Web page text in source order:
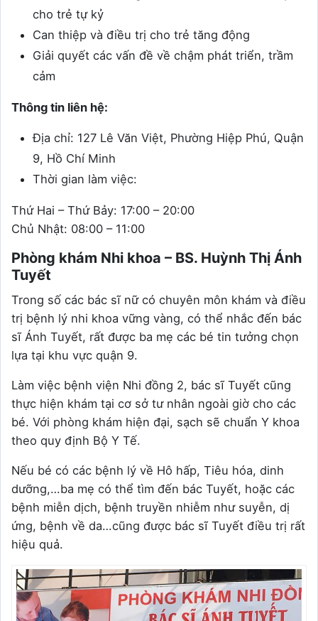
cho trẻ tự kỷ
Can thiệp và điều trị cho trẻ tăng động
Giải quyết các vấn đề về chậm phát triển, trầm
cảm
Thông tin liên hệ:
Địa chỉ: 127 Lê Văn Việt, Phường Hiệp Phú, Quận
9, Hồ Chí Minh
Thời gian làm việc:
Thứ Hai – Thứ Bảy: 17:00 – 20:00
Chủ Nhật: 08:00 – 11:00
Phòng khám Nhi khoa – BS. Huỳnh Thị Ánh
Tuyết
Trong số các bác sĩ nữ có chuyên môn khám và điều
trị bệnh lý nhi khoa vững vàng, có thể nhắc đến bác
sĩ Ánh Tuyết, rất được ba mẹ các bé tin tưởng chọn
lựa tại khu vực quận 9.
Làm việc bệnh viện Nhi đồng 2, bác sĩ Tuyết cũng
thực hiện khám tại cơ sở tư nhân ngoài giờ cho các
bé. Với phòng khám hiện đại, sạch sẽ chuẩn Y khoa
theo quy định Bộ Y Tế.
Nếu bé có các bệnh lý về Hô hấp, Tiêu hóa, dinh
dưỡng,…ba mẹ có thể tìm đến bác Tuyết, hoặc các
bệnh miễn dịch, bệnh truyền nhiễm như suyễn, dị
ứng, bệnh về da…cũng được bác sĩ Tuyết điều trị rất
hiệu quả.